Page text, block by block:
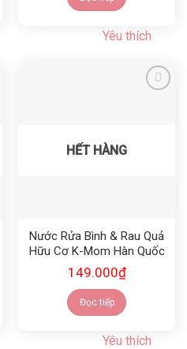
Yêu thích
HẾT HÀNG
Nước Rửa Bình & Rau Quả
Hữu Cơ K-Mom Hàn Quốc
(Túi 500ml)
149.000₫
Đọc tiếp
Yêu thích